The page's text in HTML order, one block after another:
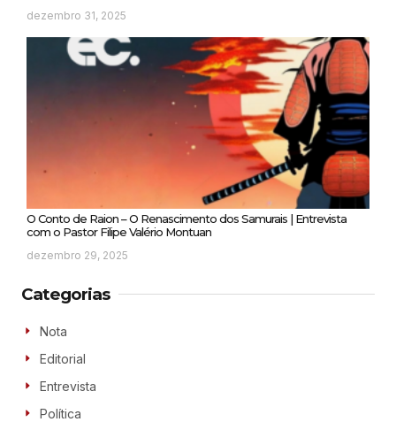
dezembro 31, 2025
O Conto de Raion – O Renascimento dos Samurais | Entrevista
com o Pastor Filipe Valério Montuan
dezembro 29, 2025
Categorias
Nota
Editorial
Entrevista
Política